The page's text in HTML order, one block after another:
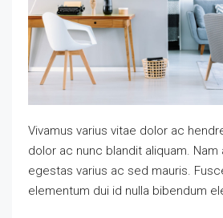
Vivamus varius vitae dolor ac
dolor ac nunc blandit aliquam. Nam
egestas varius ac sed mauris.
elementum dui id nulla bibendum